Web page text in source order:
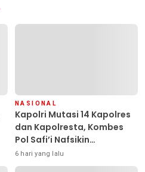
NASIONAL
Kapolri Mutasi 14 Kapolres
dan Kapolresta, Kombes
Pol Safi’i Nafsikin
Mengemban Amanah
Pimpin Polresta Kendari
6 hari yang lalu